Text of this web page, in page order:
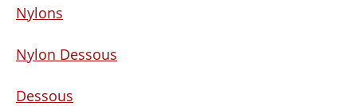
Nylons
Nylon Dessous
Dessous